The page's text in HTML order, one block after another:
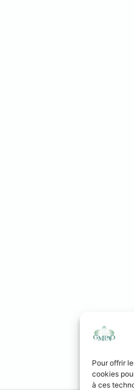
Pour offrir
cookies
à ces
Anacamptis